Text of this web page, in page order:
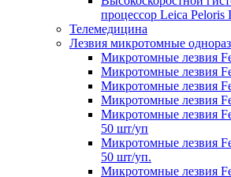
процессор Leica Peloris
Телемедицина
Лезвия микротомные
Микротомные лезвия
Микротомные лезвия
Микротомные лезвия
Микротомные лезвия
Микротомные лезвия
50 шт/уп
Микротомные лезвия
50 шт/уп.
Микротомные лезвия